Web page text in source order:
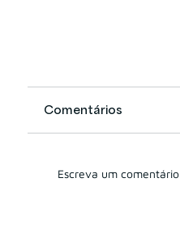
Comentários
Escreva um comentário